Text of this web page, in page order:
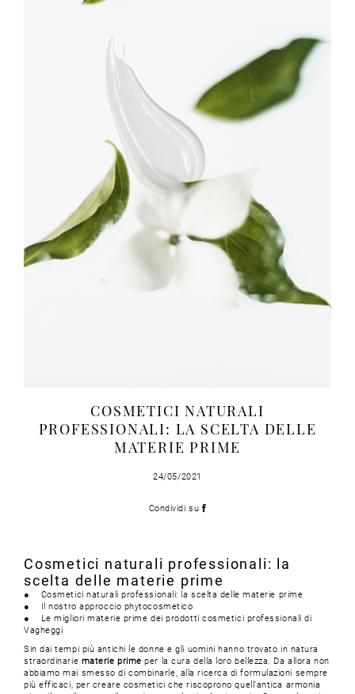
COSMETICI NATURALI
PROFESSIONALI: LA SCELTA DELLE
MATERIE PRIME
24/05/2021
Condividi su
Cosmetici naturali professionali: la
scelta delle materie prime
● Cosmetici naturali professionali: la scelta delle materie prime
● Il nostro approccio phytocosmetico
● Le migliori materie prime dei prodotti cosmetici professionali di
Vagheggi
Sin dai tempi più antichi le donne e gli uomini hanno trovato in natura
straordinarie materie primeper la cura della loro bellezza. Da allora non
abbiamo mai smesso di combinarle, alla ricerca di formulazioni sempre
più efficaci, per creare cosmetici che riscoprono quell’antica armonia